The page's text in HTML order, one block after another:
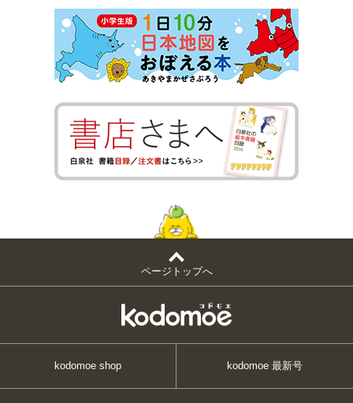
ページトップへ
kodomoe shop kodomoe 最新号